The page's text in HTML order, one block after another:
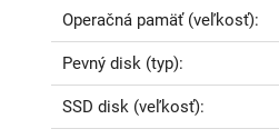
Operačná pamäť (veľkosť)
Pevný disk (typ)
SSD disk (veľkosť)